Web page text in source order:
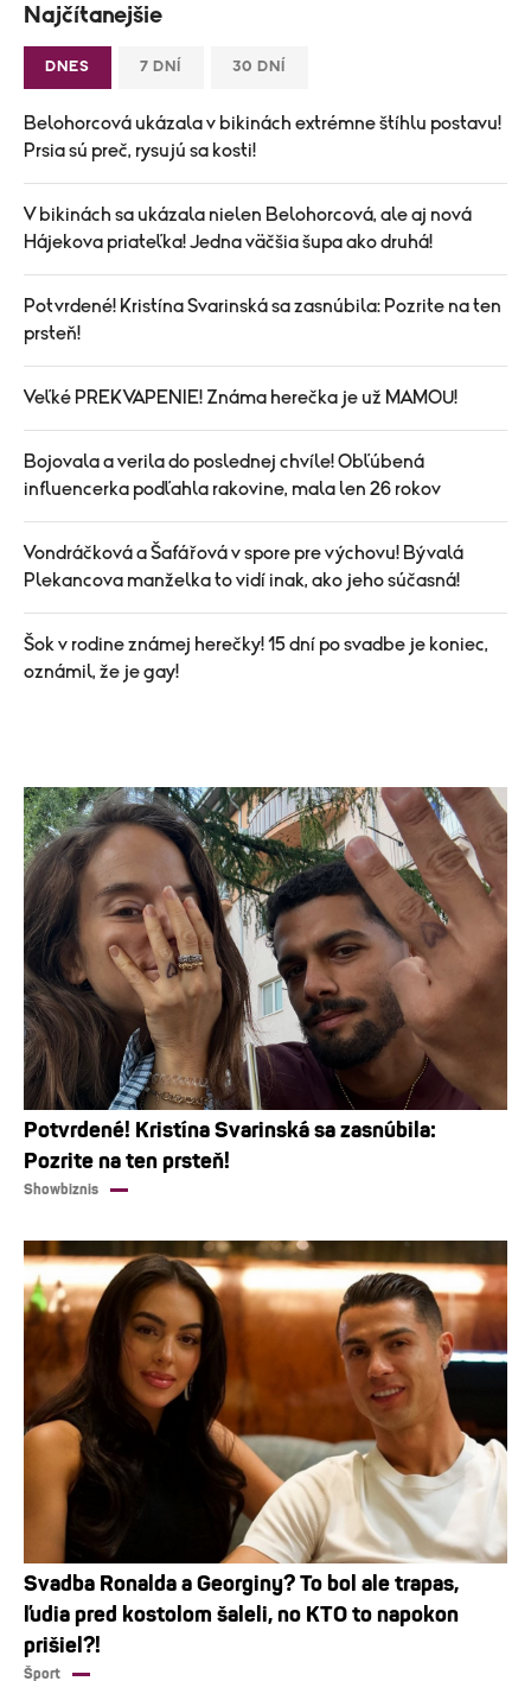
Najčítanejšie
DNES 7 DNÍ 30 DNÍ
Belohorcová ukázala v bikinách extrémne štíhlu postavu!
Prsia sú preč, rysujú sa kosti!
V bikinách sa ukázala nielen Belohorcová, ale aj nová
Hájekova priateľka! Jedna väčšia šupa ako druhá!
Potvrdené! Kristína Svarinská sa zasnúbila: Pozrite na ten
prsteň!
Veľké PREKVAPENIE! Známa herečka je už MAMOU!
Bojovala a verila do poslednej chvíle! Obľúbená
influencerka podľahla rakovine, mala len 26 rokov
Vondráčková a Šafářová v spore pre výchovu! Bývalá
Plekancova manželka to vidí inak, ako jeho súčasná!
Šok v rodine známej herečky! 15 dní po svadbe je koniec,
oznámil, že je gay!
Potvrdené! Kristína Svarinská sa zasnúbila:
Pozrite na ten prsteň!
Showbiznis
Svadba Ronalda a Georginy? To bol ale trapas,
ľudia pred kostolom šaleli, no KTO to napokon
prišiel?!
Šport